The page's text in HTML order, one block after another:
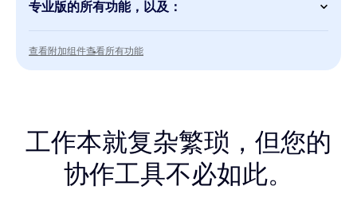
Mail
Calendar
Docs
无限量文档
专业版的所有功能，以及：
Meetings
每次会议最多可容纳 300 名参会者
无限制白板
Scheduler
端到端加密
查看附加组件查看附加组件
查看所有功能
工作本就复杂繁琐，但您的
协作工具不必如此。